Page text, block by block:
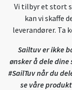
Vi tilbyr et stort
kan vi skaffe
leverandører. Ta
Sailtuv er ikke
ønsker å dele
#SailTuv når du
se våre